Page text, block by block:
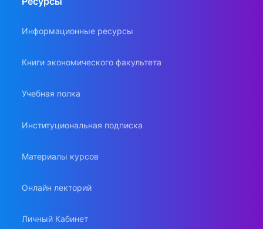
Информационные ресурсы
Книги экономического факультета
Учебная полка
Институциональная подписка
Материалы курсов
Онлайн лекторий
Личный Кабинет